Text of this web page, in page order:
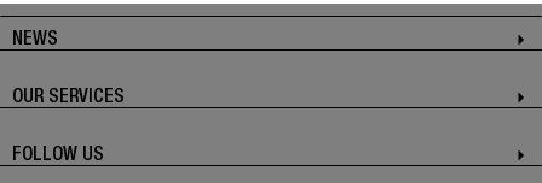
NEWS
OUR SERVICES
FOLLOW US